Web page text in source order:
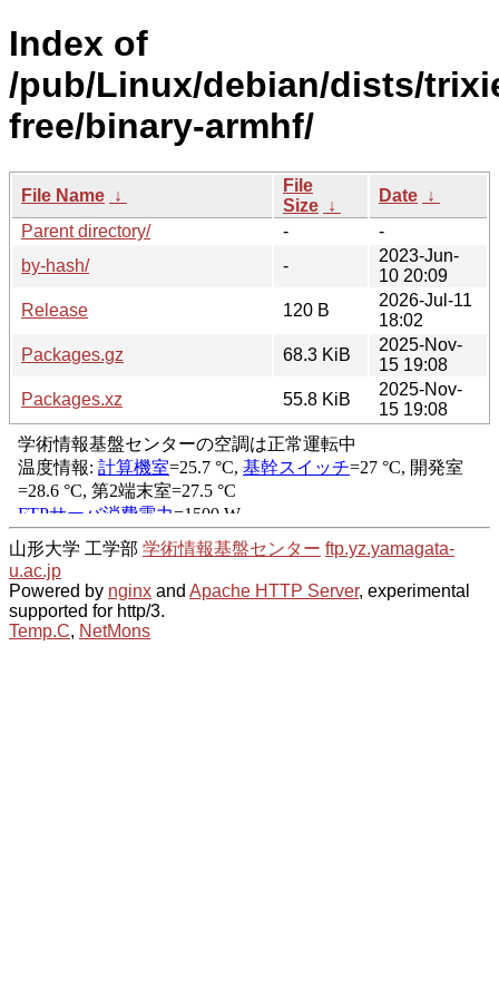
Index of
/pub/Linux/debian/dists/
free/binary-armhf/
File Name ↓
File
Size ↓
Date ↓
Parent directory/
-
-
by-hash/
-
2023-Jun-
10 20:09
Release
120 B
2026-Jul-11
18:02
Packages.gz
68.3 KiB
2025-Nov-
15 19:08
Packages.xz
55.8 KiB
2025-Nov-
15 19:08
山形大学 工学部 学術情報基盤センター ftp.yz.yamagata-
u.ac.jp
Powered by nginx and Apache HTTP Server, experimental
supported for http/3.
Temp.C, NetMons